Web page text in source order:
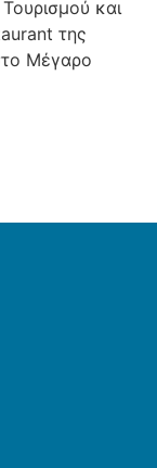
και
της
Μέγαρο